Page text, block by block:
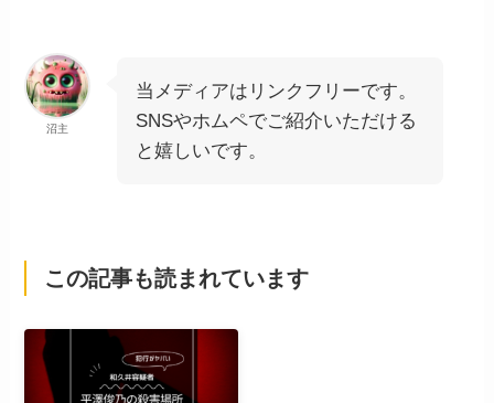
沼主
当メディアはリンクフリーです。
SNSやホムペでご紹介いただける
と嬉しいです。
この記事も読まれています